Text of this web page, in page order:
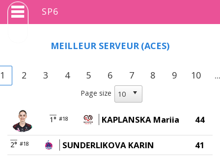
SP6
MEILLEUR SERVEUR (ACES)
1 2 3 4 5 6 7 8 9 10 ...
Page size
1° #18 KAPLANSKA Mariia 44
2° #18 SUNDERLIKOVA KARIN 41